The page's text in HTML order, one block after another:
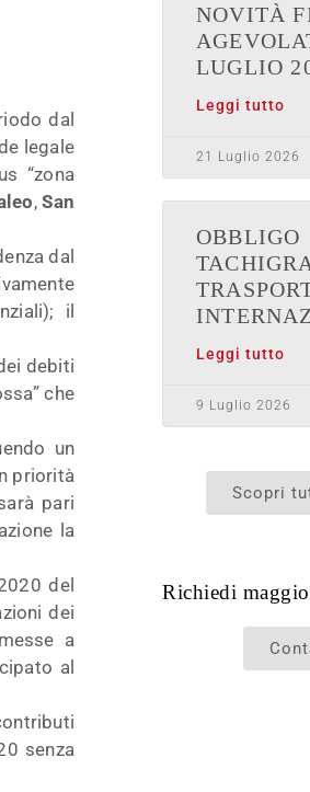
dal
legale
“zona
,San
dal
il
debiti
che
un
priorità
pari
la
del
dei
a
al
senza
NOVITÀ
LUGLIO
Leggi tutto
21 Luglio 2026
OBBLIGO
Leggi tutto
9 Luglio 2026
Scopri
Richiedi